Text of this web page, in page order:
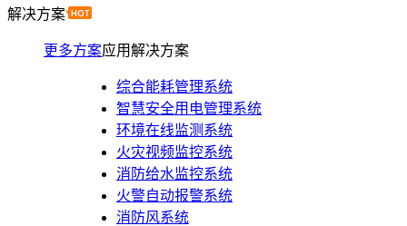
解决方案
更多方案应用解决方案
综合能耗管理系统
智慧安全用电管理系统
环境在线监测系统
火灾视频监控系统
消防给水监控系统
火警自动报警系统
消防风系统